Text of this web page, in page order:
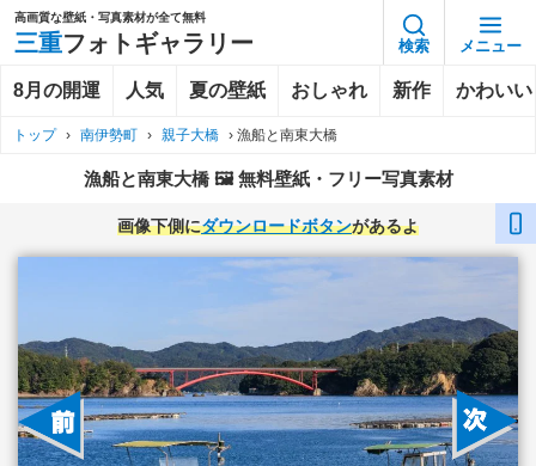
高画質な壁紙・写真素材が全て無料
三重フォトギャラリー 検索 メニュー
8月の開運 人気 夏の壁紙 おしゃれ 新作 かわいい
トップ › 南伊勢町 › 親子大橋 › 漁船と南東大橋
漁船と南東大橋 🖼️ 無料壁紙・フリー写真素材
画像下側にダウンロードボタンがあるよ